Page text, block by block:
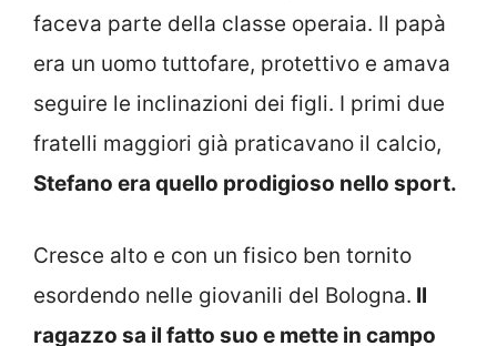
faceva parte della classe operaia. Il papà
era un uomo tuttofare, protettivo e amava
seguire le inclinazioni dei figli. I primi due
fratelli maggiori già praticavano il calcio,
Stefano era quello prodigioso nello sport.
Cresce alto e con un fisico ben tornito
esordendo nelle giovanili del Bologna. Il
ragazzo sa il fatto suo e mette in campo